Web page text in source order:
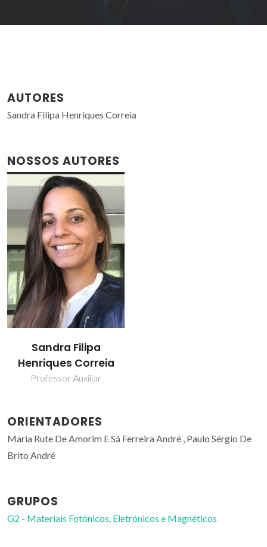
AUTORES
Sandra Filipa Henriques Correia
NOSSOS AUTORES
Sandra Filipa
Henriques Correia
Professor Auxiliar
ORIENTADORES
Maria Rute De Amorim E Sá Ferreira André , Paulo Sérgio De
Brito André
GRUPOS
G2 - Materiais Fotónicos, Eletrónicos e Magnéticos